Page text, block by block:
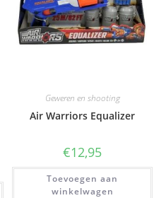
Geweren en shooting
Air Warriors Equalizer
€12,95
Toevoegen aan
winkelwagen